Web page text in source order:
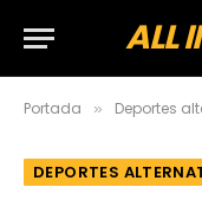
ALL
Portada » Deportes
DEPORTES